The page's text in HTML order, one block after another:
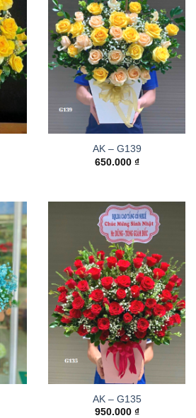
AK – G139
650.000 ₫
AK – G135
950.000 ₫